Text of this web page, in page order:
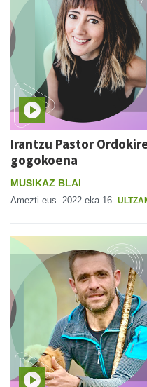
Irantzu Pastor
gogokoena
MUSIKAZ BLAI
Amezti.eus 2022 eka 16